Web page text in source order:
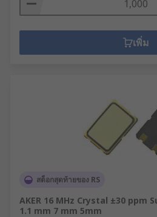
เพิ่ม
สต็อกสุดท้ายของ RS
AKER 16 MHz Crystal ±30 ppm
1.1 mm 7 mm 5mm